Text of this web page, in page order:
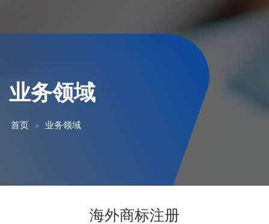
业务领域
首页 > 业务领域
海外商标注册